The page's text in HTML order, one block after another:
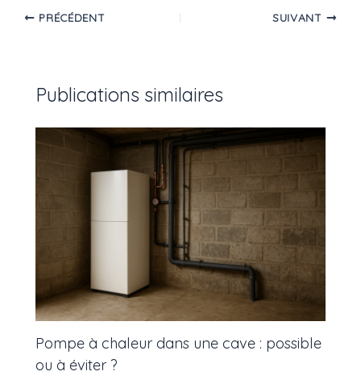
PRÉCÉDENT SUIVANT
Publications similaires
Pompe à chaleur dans une cave : possible
ou à éviter ?